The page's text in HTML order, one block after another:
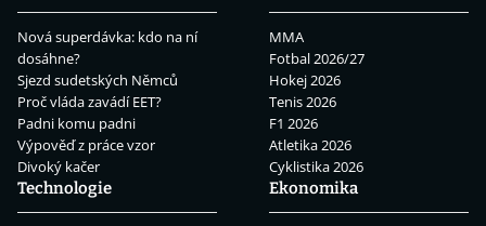
Nová superdávka: kdo na ní
dosáhne?
Sjezd sudetských Němců
Proč vláda zavádí EET?
Padni komu padni
Výpověď z práce vzor
Divoký kačer
MMA
Fotbal 2026/27
Hokej 2026
Tenis 2026
F1 2026
Atletika 2026
Cyklistika 2026
Technologie
Ekonomika